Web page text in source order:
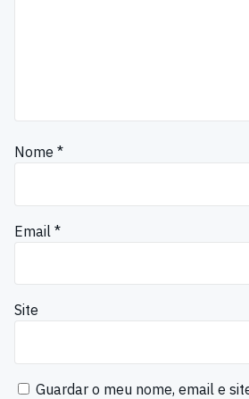
Nome *
Email *
Site
Guardar o meu nome, email e